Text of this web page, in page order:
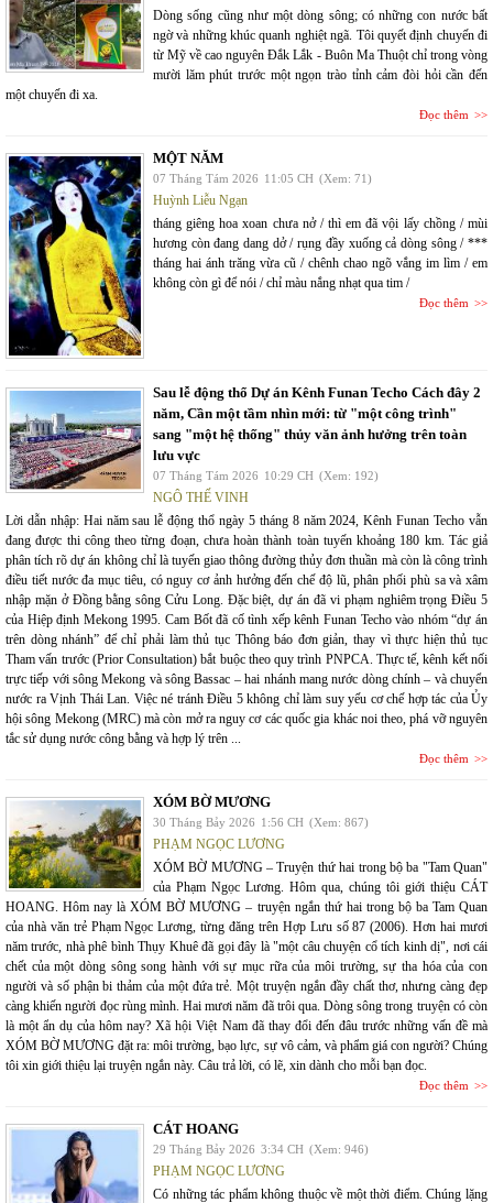
Dòng sống cũng như một dòng sông; có những con nước bất
ngờ và những khúc quanh nghiệt ngã. Tôi quyết định chuyến đi
từ Mỹ về cao nguyên Đắk Lắk - Buôn Ma Thuột chỉ trong vòng
mười lăm phút trước một ngọn trào tỉnh cảm đòi hỏi cần đến
một chuyến đi xa.
Đọc thêm
MỘT NĂM
07 Tháng Tám 2026 11:05 CH (Xem: 71)
Huỳnh Liễu Ngạn
tháng giêng hoa xoan chưa nở / thì em đã vội lấy chồng / mùi
hương còn đang dang dở / rụng đầy xuống cả dòng sông / ***
tháng hai ánh trăng vừa cũ / chênh chao ngõ vắng im lìm / em
không còn gì để nói / chỉ màu nắng nhạt qua tim /
Đọc thêm
Sau lễ động thổ Dự án Kênh Funan Techo Cách đây 2
năm, Cần một tầm nhìn mới: từ "một công trình"
sang "một hệ thống" thủy văn ảnh hưởng trên toàn
lưu vực
07 Tháng Tám 2026 10:29 CH (Xem: 192)
NGÔ THẾ VINH
Lời dẫn nhập: Hai năm sau lễ động thổ ngày 5 tháng 8 năm 2024, Kênh Funan Techo vẫn
đang được thi công theo từng đoạn, chưa hoàn thành toàn tuyến khoảng 180 km. Tác giả
phân tích rõ dự án không chỉ là tuyến giao thông đường thủy đơn thuần mà còn là công trình
điều tiết nước đa mục tiêu, có nguy cơ ảnh hưởng đến chế độ lũ, phân phối phù sa và xâm
nhập mặn ở Đồng bằng sông Cửu Long. Đặc biệt, dự án đã vi phạm nghiêm trọng Điều 5
của Hiệp định Mekong 1995. Cam Bốt đã cố tình xếp kênh Funan Techo vào nhóm “dự án
trên dòng nhánh” để chỉ phải làm thủ tục Thông báo đơn giản, thay vì thực hiện thủ tục
Tham vấn trước (Prior Consultation) bắt buộc theo quy trình PNPCA. Thực tế, kênh kết nối
trực tiếp với sông Mekong và sông Bassac – hai nhánh mang nước dòng chính – và chuyển
nước ra Vịnh Thái Lan. Việc né tránh Điều 5 không chỉ làm suy yếu cơ chế hợp tác của Ủy
hội sông Mekong (MRC) mà còn mở ra nguy cơ các quốc gia khác noi theo, phá vỡ nguyên
tắc sử dụng nước công bằng và hợp lý trên ...
Đọc thêm
XÓM BỜ MƯƠNG
30 Tháng Bảy 2026 1:56 CH (Xem: 867)
PHẠM NGỌC LƯƠNG
XÓM BỜ MƯƠNG – Truyện thứ hai trong bộ ba "Tam Quan"
của Phạm Ngọc Lương. Hôm qua, chúng tôi giới thiệu CÁT
HOANG. Hôm nay là XÓM BỜ MƯƠNG – truyện ngắn thứ hai trong bộ ba Tam Quan
của nhà văn trẻ Phạm Ngọc Lương, từng đăng trên Hợp Lưu số 87 (2006). Hơn hai mươi
năm trước, nhà phê bình Thụy Khuê đã gọi đây là "một câu chuyện cổ tích kinh dị", nơi cái
chết của một dòng sông song hành với sự mục rữa của môi trường, sự tha hóa của con
người và số phận bi thảm của một đứa trẻ. Một truyện ngắn đầy chất thơ, nhưng càng đẹp
càng khiến người đọc rùng mình. Hai mươi năm đã trôi qua. Dòng sông trong truyện có còn
là một ẩn dụ của hôm nay? Xã hội Việt Nam đã thay đổi đến đâu trước những vấn đề mà
XÓM BỜ MƯƠNG đặt ra: môi trường, bạo lực, sự vô cảm, và phẩm giá con người? Chúng
tôi xin giới thiệu lại truyện ngắn này. Câu trả lời, có lẽ, xin dành cho mỗi bạn đọc.
Đọc thêm
CÁT HOANG
29 Tháng Bảy 2026 3:34 CH (Xem: 946)
PHẠM NGỌC LƯƠNG
Có những tác phẩm không thuộc về một thời điểm. Chúng lặng